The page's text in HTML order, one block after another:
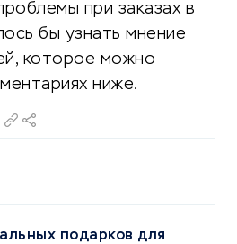
при заказах в
бы узнать мнение
которое можно
ниже.
подарков для